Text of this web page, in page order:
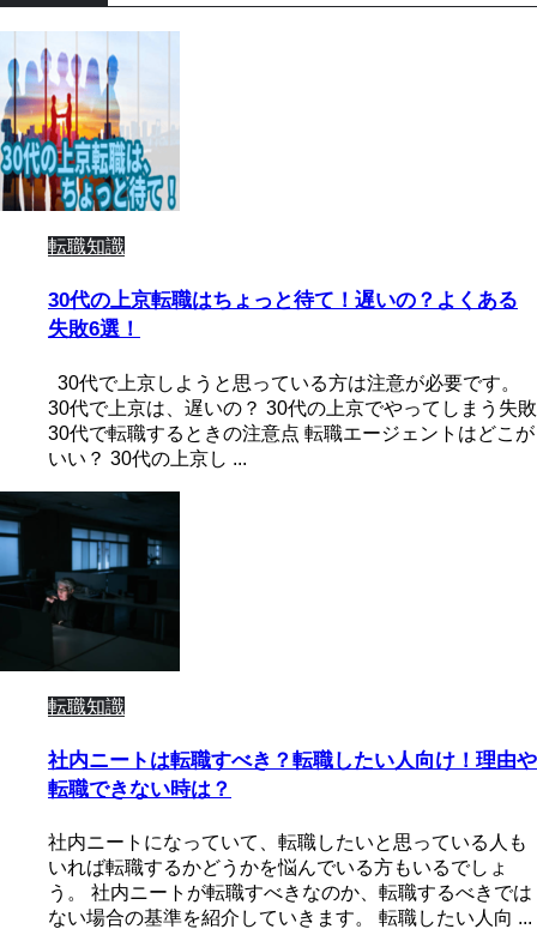
転職知識
30代の上京転職はちょっと待て！遅いの？よくある
失敗6選！
30代で上京しようと思っている方は注意が必要です。
30代で上京は、遅いの？ 30代の上京でやってしまう失敗
30代で転職するときの注意点 転職エージェントはどこが
いい？ 30代の上京し ...
転職知識
社内ニートは転職すべき？転職したい人向け！理由や
転職できない時は？
社内ニートになっていて、転職したいと思っている人も
いれば転職するかどうかを悩んでいる方もいるでしょ
う。 社内ニートが転職すべきなのか、転職するべきでは
ない場合の基準を紹介していきます。 転職したい人向 ...